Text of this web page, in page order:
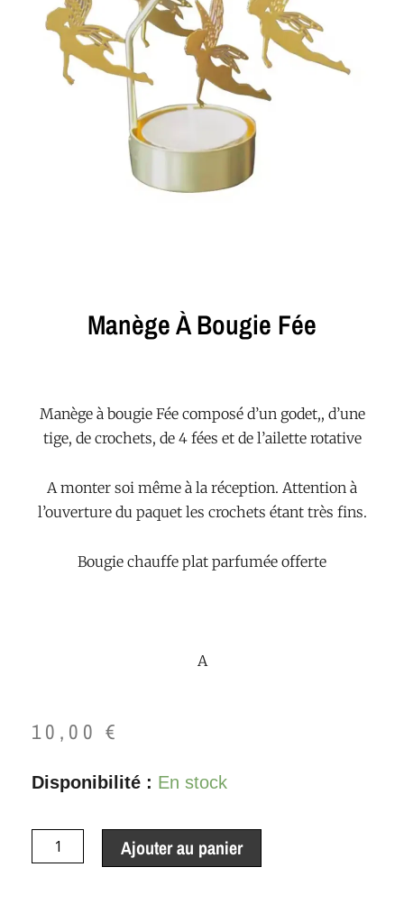
Manège À Bougie Fée
Manège à bougie Fée composé d’un godet,, d’une
tige, de crochets, de 4 fées et de l’ailette rotative
A monter soi même à la réception. Attention à
l’ouverture du paquet les crochets étant très fins.
Bougie chauffe plat parfumée offerte
A
10,00€
Disponibilité : En stock
quantité
Manège
Ajouter au panier